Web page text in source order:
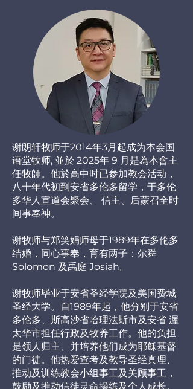
谢朗轩牧师于2014年3月起成为本会国
语堂牧师, 並於 2025年 9 月是為本會主
任牧師。他於高中时已参加教会活动，
八十年代初到安省多伦多留学，于多伦
多华人宣道会聚会、 信主、后蒙召全时
间事奉神。
谢牧师与郑笑娟师母于1989年在多伦多
结婚，同心事奉，育有两子：尔舜
Solomon 及禹庭 Josiah。
谢牧师毕业于安省圣经学院及美国费城
圣经大学。自1989年起，他分别于安省
多伦多、斯高沙省哈理法斯市及安省 渥
太华市担任行政及牧养工作。他的负担
是领人归主、并培养他们成为耶稣基督
的门徒。他热爱查考及教导圣经真理、
推动及训练教会小组事工及关顾事工，
鼓励及推动信徒灵命操练及个人成长。